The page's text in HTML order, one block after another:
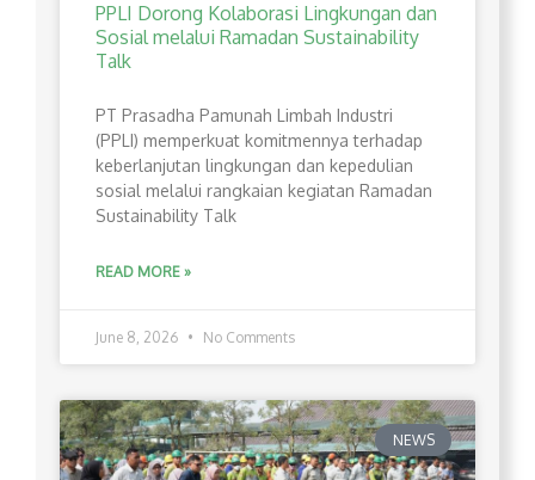
PPLI Dorong Kolaborasi Lingkungan dan
Sosial melalui Ramadan Sustainability
Talk
PT Prasadha Pamunah Limbah Industri
(PPLI) memperkuat komitmennya terhadap
keberlanjutan lingkungan dan kepedulian
sosial melalui rangkaian kegiatan Ramadan
Sustainability Talk
READ MORE »
June 8, 2026 No Comments
NEWS